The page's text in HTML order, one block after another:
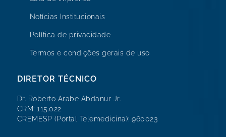
Notícias Institucionais
Política de privacidade
Termos e condições gerais de uso
DIRETOR TÉCNICO
Dr. Roberto Arabe Abdanur Jr.
CRM: 115.022
CREMESP (Portal Telemedicina): 960023